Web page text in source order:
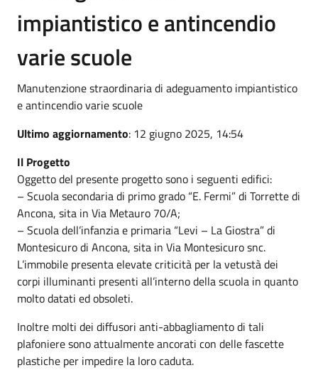
impiantistico e antincendio
varie scuole
Manutenzione straordinaria di adeguamento impiantistico
e antincendio varie scuole
Ultimo aggiornamento: 12 giugno 2025, 14:54
Il Progetto
Oggetto del presente progetto sono i seguenti edifici:
– Scuola secondaria di primo grado “E. Fermi” di Torrette di
Ancona, sita in Via Metauro 70/A;
– Scuola dell’infanzia e primaria “Levi – La Giostra” di
Montesicuro di Ancona, sita in Via Montesicuro snc.
L’immobile presenta elevate criticità per la vetustà dei
corpi illuminanti presenti all’interno della scuola in quanto
molto datati ed obsoleti.
Inoltre molti dei diffusori anti-abbagliamento di tali
plafoniere sono attualmente ancorati con delle fascette
plastiche per impedire la loro caduta.